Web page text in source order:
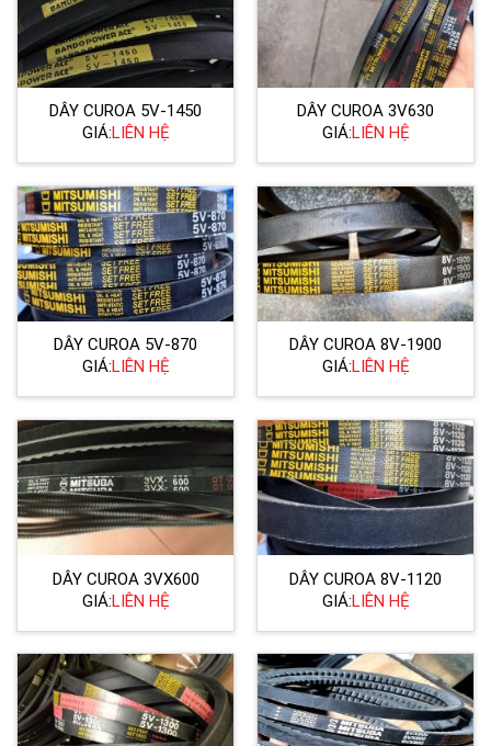
DÂY CUROA 5V-1450
GIÁ:LIÊN HỆ
DÂY CUROA 3V630
GIÁ:LIÊN HỆ
DÂY CUROA 5V-870
GIÁ:LIÊN HỆ
DÂY CUROA 8V-1900
GIÁ:LIÊN HỆ
DÂY CUROA 3VX600
GIÁ:LIÊN HỆ
DÂY CUROA 8V-1120
GIÁ:LIÊN HỆ